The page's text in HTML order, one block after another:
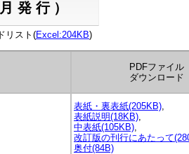
発行）
リスト(Excel:204KB)
PDFファイル
ダウンロード
表紙・裏表紙(205KB),
表紙説明(18KB),
中表紙(105KB),
改訂版の刊行にあたって
奥付(84B)